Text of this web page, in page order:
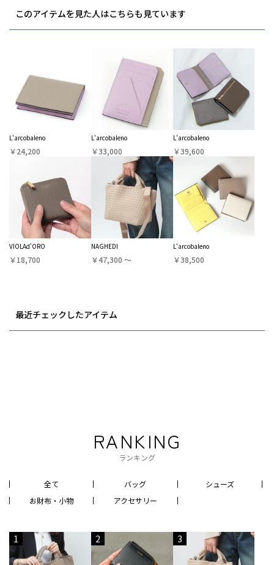
このアイテムを見た人はこちらも見ています
L'arcobaleno
￥24,200
L'arcobaleno
￥33,000
L'arcobaleno
￥39,600
VIOLAd'ORO
￥18,700
NAGHEDI
￥47,300 〜
L'arcobaleno
￥38,500
最近チェックしたアイテム
RANKING
ランキング
全て バッグ
シューズ
お財布・小物
アクセサリー
1 2 3